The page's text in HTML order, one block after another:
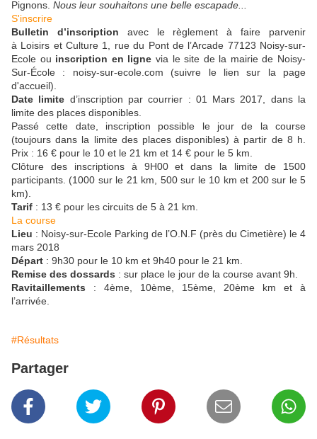
Pignons. Nous leur souhaitons une belle escapade...
S'inscrire
Bulletin d’inscription avec le règlement à faire parvenir
à Loisirs et Culture 1, rue du Pont de l’Arcade 77123 Noisy-sur-
Ecole ou inscription en ligne via le site de la mairie de Noisy-
Sur-École : noisy-sur-ecole.com (suivre le lien sur la page
d'accueil).
Date limite d’inscription par courrier : 01 Mars 2017, dans la
limite des places disponibles.
Passé cette date, inscription possible le jour de la course
(toujours dans la limite des places disponibles) à partir de 8 h.
Prix : 16 € pour le 10 et le 21 km et 14 € pour le 5 km.
Clôture des inscriptions à 9H00 et dans la limite de 1500
participants. (1000 sur le 21 km, 500 sur le 10 km et 200 sur le 5
km).
Tarif : 13 € pour les circuits de 5 à 21 km.
La course
Lieu : Noisy-sur-Ecole Parking de l’O.N.F (près du Cimetière) le 4
mars 2018
Départ : 9h30 pour le 10 km et 9h40 pour le 21 km.
Remise des dossards : sur place le jour de la course avant 9h.
Ravitaillements : 4ème, 10ème, 15ème, 20ème km et à
l’arrivée.
#Résultats
Partager